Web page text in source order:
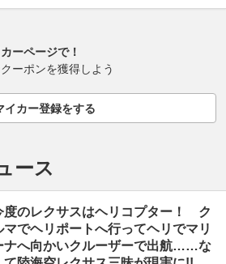
ーページで！
ーポンを獲得しよう
イカー登録をする
ース
度のレクサスはヘリコプター！ ク
マでヘリポートへ行ってヘリでマリ
ナへ向かいクルーザーで出航……な